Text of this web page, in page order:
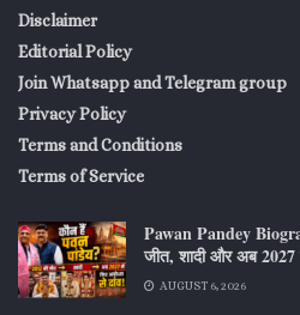
Disclaimer
Editorial Policy
Join Whatsapp and Telegram group
Privacy Policy
Terms and Conditions
Terms of Service
Pawan Pandey
जीत, शादी और अब 2027
AUGUST 6, 2026